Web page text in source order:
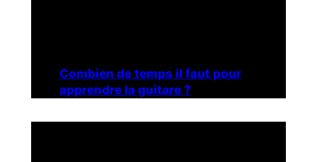
Combien de temps il faut pour
apprendre la guitare ?